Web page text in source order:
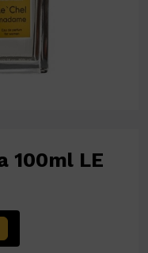
100ml LE